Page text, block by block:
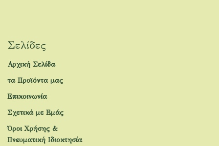
Σελίδες
Αρχική Σελίδα
τα Προϊόντα μας
Επικοινωνία
Σχετικά με Εμάς
Όροι Χρήσης &
Πνευματική Ιδιοκτησία